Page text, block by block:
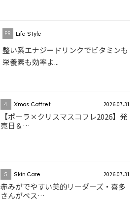
Life Style
整い系エナジードリンクでビタミンも
栄養素も効率よ...
4 Xmas Coffret 2026.07.31
【ポーラ×クリスマスコフレ2026】発
売日＆…
5 Skin Care 2026.07.31
赤みがでやすい美的リーダーズ・喜多
さんがベス…